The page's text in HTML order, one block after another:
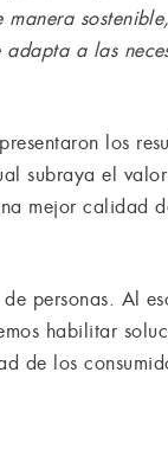
adapta a las
los
subraya el
mejor calidad
personas. Al
habilitar
de los